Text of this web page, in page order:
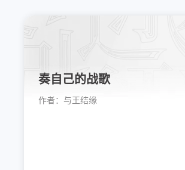
奏自己的战歌
作者： 与王结缘